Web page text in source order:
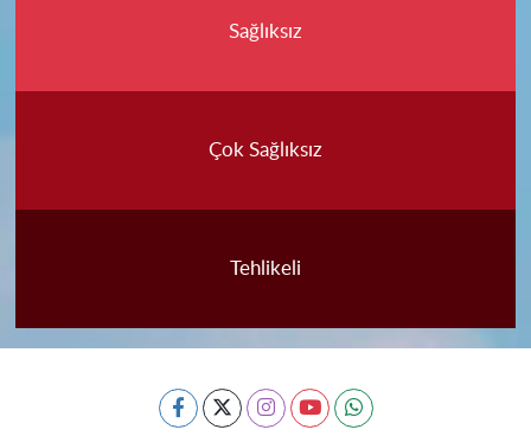
Sağlıksız
Çok Sağlıksız
Tehlikeli